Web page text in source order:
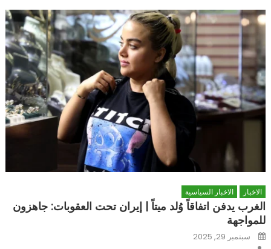
الاخبار الاخبار السياسية
الغرب يدفن اتفاقاً وُلد ميتاً | إيران تحت العقوبات: جاهزون
للمواجهة
Posted
onسبتمبر 29, 2025